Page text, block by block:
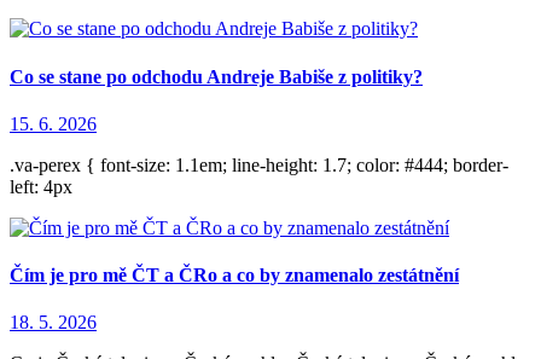
Co se stane po odchodu Andreje Babiše z politiky?
15. 6. 2026
.va-perex { font-size: 1.1em; line-height: 1.7; color: #444; border-
left: 4px
Čím je pro mě ČT a ČRo a co by znamenalo zestátnění
18. 5. 2026